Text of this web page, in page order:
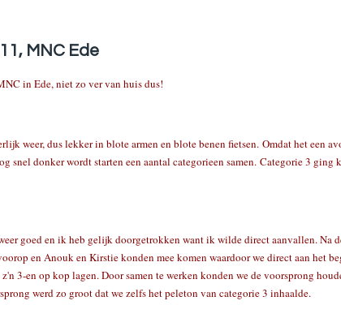
MNC Ede
in Ede, niet zo ver van huis dus!
weer, dus lekker in blote armen en blote benen fietsen. Omdat het een
snel donker wordt starten een aantal categorieen samen. Categorie 3 ging
goed en ik heb gelijk doorgetrokken want ik wilde direct aanvallen. Na
en Anouk en Kirstie konden mee komen waardoor we direct aan het
3-en op kop lagen. Door samen te werken konden we de voorsprong
werd zo groot dat we zelfs het peleton van categorie 3 inhaalde.